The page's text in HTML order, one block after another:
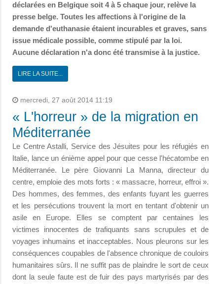
déclarées en Belgique soit 4 à 5 chaque jour, relève la
presse belge. Toutes les affections à l'origine de la
demande d'euthanasie étaient incurables et graves, sans
issue médicale possible, comme stipulé par la loi.
Aucune déclaration n'a donc été transmise à la justice.
LIRE LA SUITE...
mercredi, 27 août 2014 11:19
« L'horreur » de la migration en
Méditerranée
Le Centre Astalli, Service des Jésuites pour les réfugiés en
Italie, lance un énième appel pour que cesse l'hécatombe en
Méditerranée. Le père Giovanni La Manna, directeur du
centre, emploie des mots forts : « massacre, horreur, effroi ».
Des hommes, des femmes, des enfants fuyant les guerres
et les persécutions trouvent la mort en tentant d'obtenir un
asile en Europe. Elles se comptent par centaines les
victimes innocentes de trafiquants sans scrupules et de
voyages inhumains et inacceptables. Nous pleurons sur les
conséquences coupables de l'absence chronique de couloirs
humanitaires sûrs. Il ne suffit pas de plaindre le sort de ceux
dont la seule faute est de fuir des pays martyrisés par des